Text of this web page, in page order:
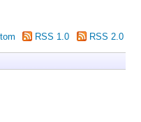
RSS 1.0 RSS 2.0